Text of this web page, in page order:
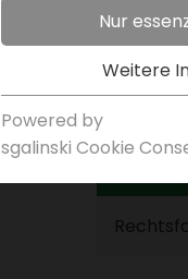
Nur
Weitere
Powered by
sgal­inski Cookie
ÜBER